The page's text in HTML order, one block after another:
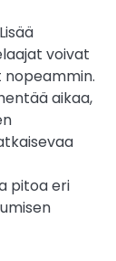
Lisää
voivat
aikaa,
pitoa eri